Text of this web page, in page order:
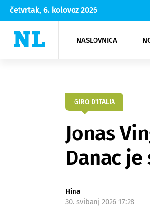
četvrtak, 6. kolovoz 2026
NASLOVNICA
GIRO D'ITALIA
Jonas
Danac
Hina
30. svibanj 2026 17:28